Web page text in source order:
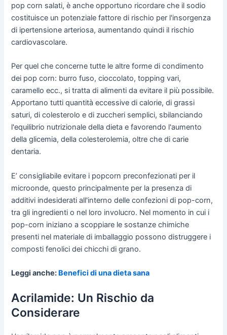
pop corn salati, è anche opportuno ricordare che il sodio
costituisce un potenziale fattore di rischio per l'insorgenza
di ipertensione arteriosa, aumentando quindi il rischio
cardiovascolare.
Per quel che concerne tutte le altre forme di condimento
dei pop corn: burro fuso, cioccolato, topping vari,
caramello ecc., si tratta di alimenti da evitare il più possibile.
Apportano tutti quantità eccessive di calorie, di grassi
saturi, di colesterolo e di zuccheri semplici, sbilanciando
l'equilibrio nutrizionale della dieta e favorendo l'aumento
della glicemia, della colesterolemia, oltre che di carie
dentaria.
E’ consigliabile evitare i popcorn preconfezionati per il
microonde, questo principalmente per la presenza di
additivi indesiderati all'interno delle confezioni di pop-corn,
tra gli ingredienti o nel loro involucro. Nel momento in cui i
pop-corn iniziano a scoppiare le sostanze chimiche
presenti nel materiale di imballaggio possono distruggere i
composti fenolici dei chicchi di grano.
Leggi anche: Benefici di una dieta sana
Acrilamide: Un Rischio da
Considerare